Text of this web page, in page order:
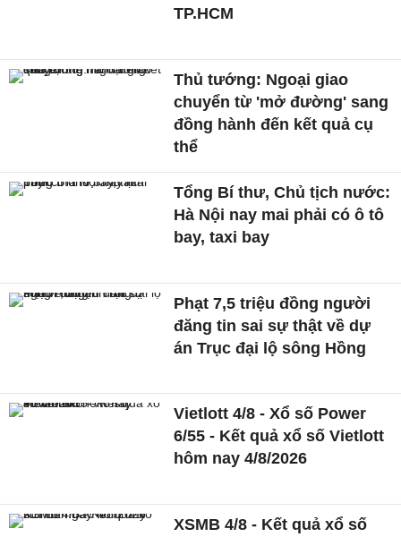
TP.HCM
Thủ tướng: Ngoại giao
chuyển từ 'mở đường' sang
đồng hành đến kết quả cụ
thể
Tổng Bí thư, Chủ tịch nước:
Hà Nội nay mai phải có ô tô
bay, taxi bay
Phạt 7,5 triệu đồng người
đăng tin sai sự thật về dự
án Trục đại lộ sông Hồng
Vietlott 4/8 - Xổ số Power
6/55 - Kết quả xổ số Vietlott
hôm nay 4/8/2026
XSMB 4/8 - Kết quả xổ số